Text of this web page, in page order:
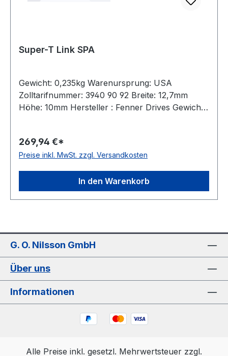
Super-T Link SPA
Gewicht: 0,235kg Warenursprung: USA
Zolltarifnummer: 3940 90 92 Breite: 12,7mm
Höhe: 10mm Hersteller : Fenner Drives Gewicht /
Material: Polyurethan mit Gewebeeinlagen
Farbe: blau Rollenlänge: 20m Hinweis: Aufpreis
269,94 €*
Preise inkl. MwSt. zzgl. Versandkosten
In den Warenkorb
G. O. Nilsson GmbH
Über uns
Informationen
Alle Preise inkl. gesetzl. Mehrwertsteuer zzgl.